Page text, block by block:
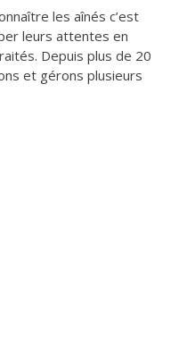
les aînés c’est
leurs attentes en
Depuis plus de 20
et gérons plusieurs